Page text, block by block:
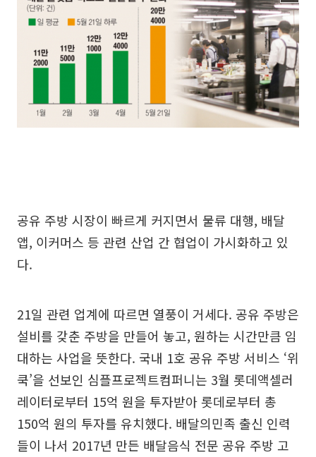
공유 주방 시장이 빠르게 커지면서 물류 대행, 배달
앱, 이커머스 등 관련 산업 간 협업이 가시화하고 있
다.
21일 관련 업계에 따르면 열풍이 거세다. 공유 주방은
설비를 갖춘 주방을 만들어 놓고, 원하는 시간만큼 임
대하는 사업을 뜻한다. 국내 1호 공유 주방 서비스 ‘위
쿡’을 선보인 심플프로젝트컴퍼니는 3월 롯데액셀러
레이터로부터 15억 원을 투자받아 롯데로부터 총
150억 원의 투자를 유치했다. 배달의민족 출신 인력
들이 나서 2017년 만든 배달음식 전문 공유 주방 고